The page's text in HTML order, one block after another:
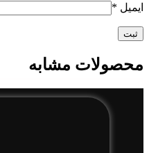
ایمیل *
محصولات مشابه